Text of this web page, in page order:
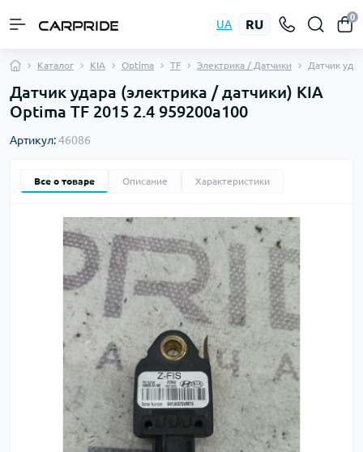
UA RU
0
Каталог KIA Optima TF Электрика / Датчики Датчик
Датчик удара (электрика / датчики) KIA
Optima TF 2015 2.4 959200a100
Артикул:46086
Все о товаре Описание Характеристики